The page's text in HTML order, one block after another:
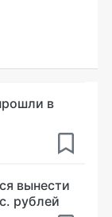
в
вынести
рублей